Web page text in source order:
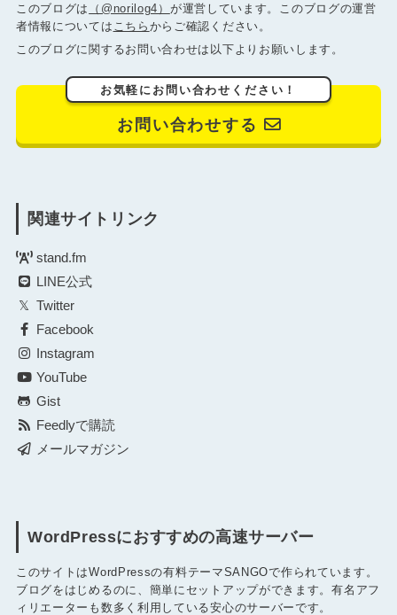
このブログは （@norilog4） が運営しています。このブログの運営
者情報については こちら からご確認ください。
このブログに関するお問い合わせは以下よりお願いします。
お気軽にお問い合わせください！
お問い合わせする
関連サイトリンク
stand.fm
LINE公式
Twitter
Facebook
Instagram
YouTube
Gist
Feedlyで購読
メールマガジン
WordPressにおすすめの高速サーバー
このサイトはWordPressの有料テーマSANGOで作られています。
ブログをはじめるのに、簡単にセットアップができます。有名アフ
ィリエーターも数多く利用している安心のサーバーです。